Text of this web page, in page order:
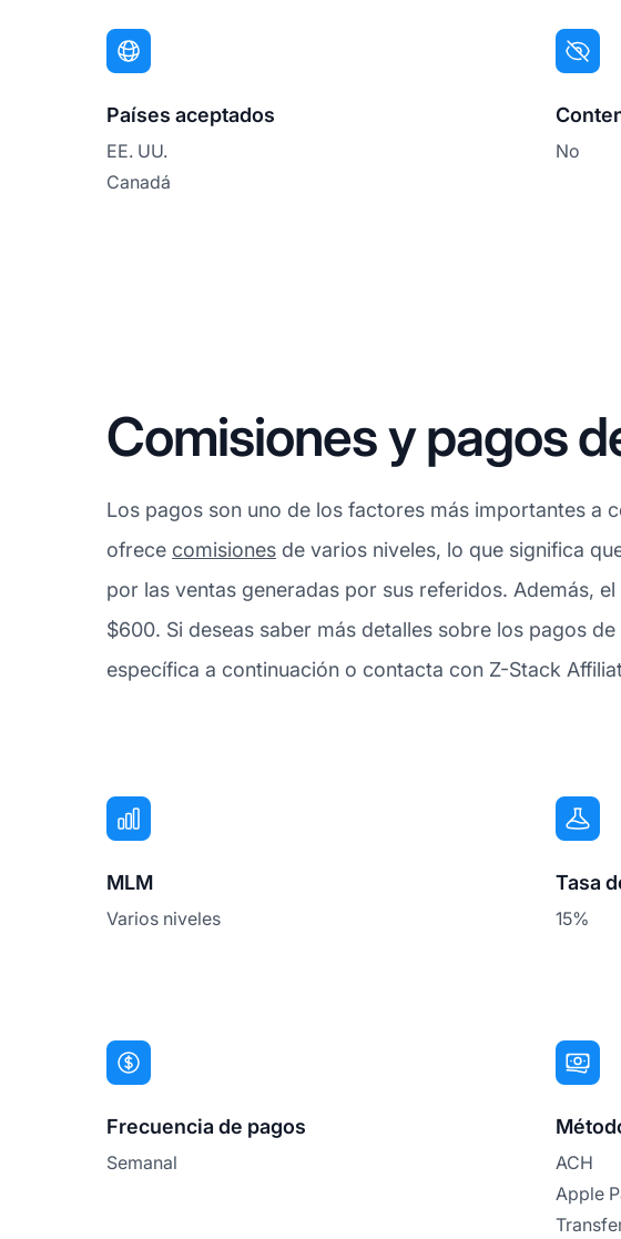
Países aceptados
EE. UU.
Canadá
No
Comisiones y pagos
Los pagos son uno de los factores más importantes a
ofrece comisiones de varios niveles, lo que significa
por las ventas generadas por sus referidos. Además,
$600. Si deseas saber más detalles sobre los pagos
específica a continuación o contacta con Z-Stack
MLM
Varios niveles
Tasa
15%
Frecuencia de pagos
Semanal
ACH
Apple